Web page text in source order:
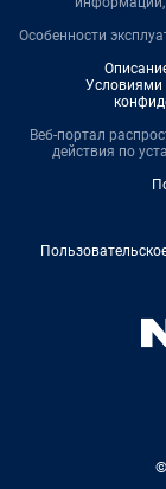
Особенности
Условиями
Веб-портал
действия по